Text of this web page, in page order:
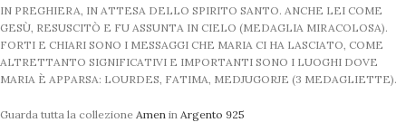
IN PREGHIERA, IN ATTESA DELLO SPIRITO SANTO. ANCHE LEI COME
GESÙ, RESUSCITÒ E FU ASSUNTA IN CIELO (MEDAGLIA MIRACOLOSA).
FORTI E CHIARI SONO I MESSAGGI CHE MARIA CI HA LASCIATO, COME
ALTRETTANTO SIGNIFICATIVI E IMPORTANTI SONO I LUOGHI DOVE
MARIA È APPARSA: LOURDES, FATIMA, MEDJUGORJE (3 MEDAGLIETTE).
Guarda tutta la collezione Amen in Argento 925